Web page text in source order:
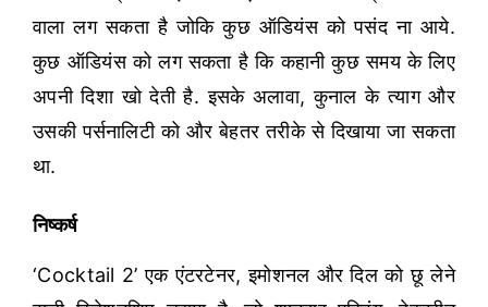
वाला लग सकता है जोकि कुछ ऑडियंस को पसंद ना आये.
कुछ ऑडियंस को लग सकता है कि कहानी कुछ समय के लिए
अपनी दिशा खो देती है. इसके अलावा, कुनाल के त्याग और
उसकी पर्सनालिटी को और बेहतर तरीके से दिखाया जा सकता
था.
निष्कर्ष
‘Cocktail 2’ एक एंटरटेनर, इमोशनल और दिल को छू लेने